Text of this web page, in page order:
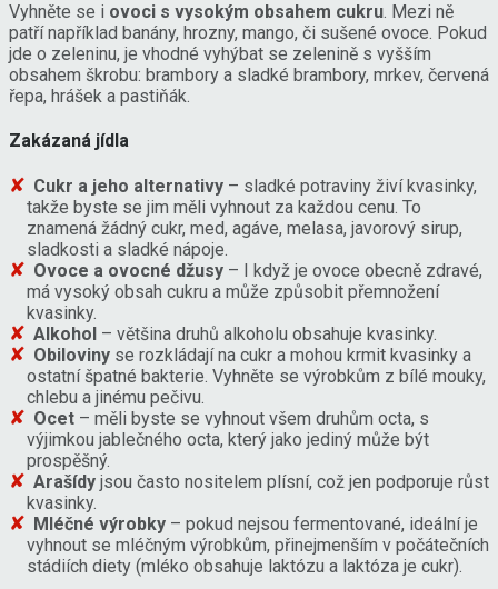
Vyhněte se i ovoci s vysokým obsahem cukru. Mezi ně
patří například banány, hrozny, mango, či sušené ovoce. Pokud
jde o zeleninu, je vhodné vyhýbat se zelenině s vyšším
obsahem škrobu: brambory a sladké brambory, mrkev, červená
řepa, hrášek a pastiňák.
Zakázaná jídla
Cukr a jeho alternativy – sladké potraviny živí kvasinky,
takže byste se jim měli vyhnout za každou cenu. To
znamená žádný cukr, med, agáve, melasa, javorový sirup,
sladkosti a sladké nápoje.
Ovoce a ovocné džusy – I když je ovoce obecně zdravé,
má vysoký obsah cukru a může způsobit přemnožení
kvasinky.
Alkohol – většina druhů alkoholu obsahuje kvasinky.
Obiloviny se rozkládají na cukr a mohou krmit kvasinky a
ostatní špatné bakterie. Vyhněte se výrobkům z bílé mouky,
chlebu a jinému pečivu.
Ocet – měli byste se vyhnout všem druhům octa, s
výjimkou jablečného octa, který jako jediný může být
prospěšný.
Arašídy jsou často nositelem plísní, což jen podporuje růst
kvasinky.
Mléčné výrobky – pokud nejsou fermentované, ideální je
vyhnout se mléčným výrobkům, přinejmenším v počátečních
stádiích diety (mléko obsahuje laktózu a laktóza je cukr).